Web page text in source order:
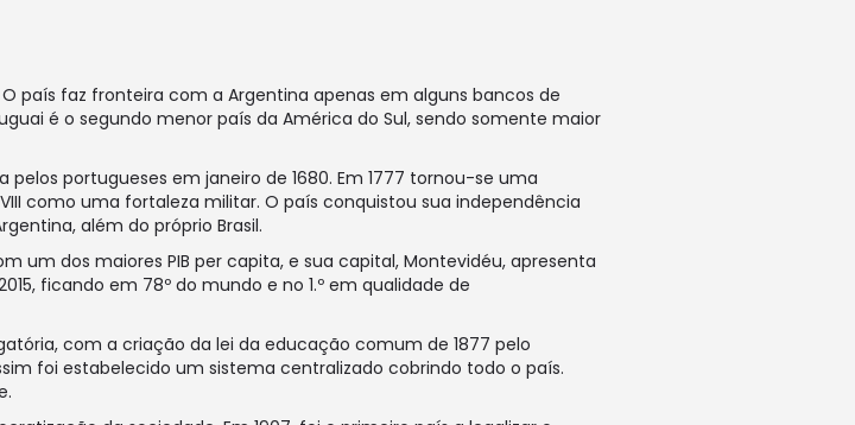
país faz fronteira com a Argentina apenas em alguns bancos de
é o segundo menor país da América do Sul, sendo somente maior
portugueses em janeiro de 1680. Em 1777 tornou-se uma
como uma fortaleza militar. O país conquistou sua independência
além do próprio Brasil.
um dos maiores PIB per capita, e sua capital, Montevidéu, apresenta
ficando em 78º do mundo e no 1.º em qualidade de
com a criação da lei da educação comum de 1877 pelo
foi estabelecido um sistema centralizado cobrindo todo o país.